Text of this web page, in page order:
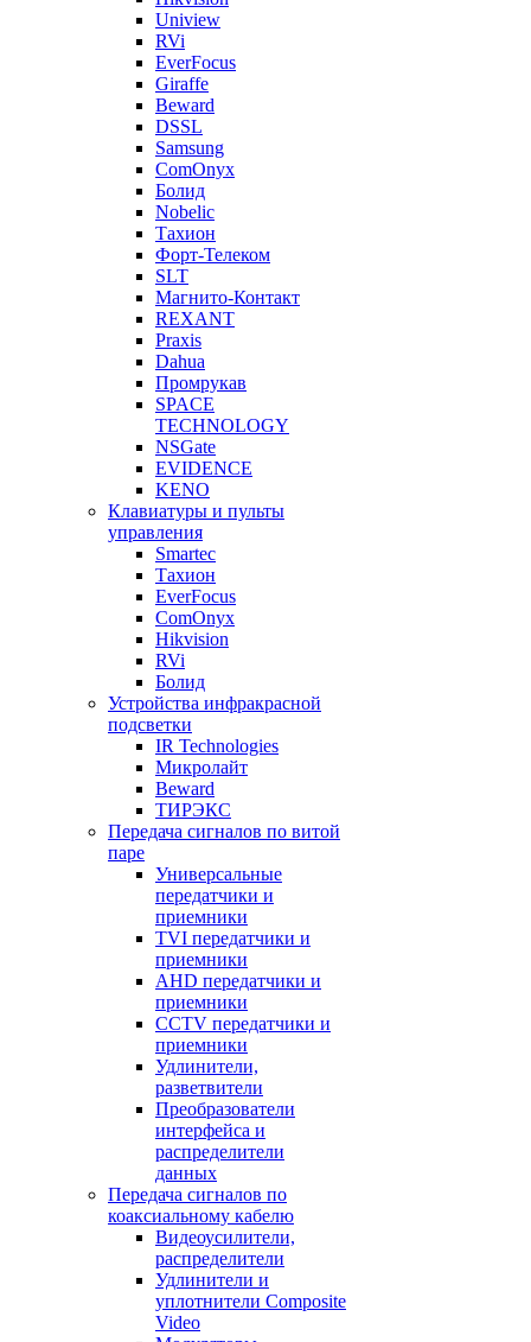
Uniview
RVi
EverFocus
Giraffe
Beward
DSSL
Samsung
ComOnyx
Болид
Nobelic
Тахион
Форт-Телеком
SLT
Магнито-Контакт
REXANT
Praxis
Dahua
Промрукав
SPACE
TECHNOLOGY
NSGate
EVIDENCE
KENO
Клавиатуры и пульты
управления
Smartec
Тахион
EverFocus
ComOnyx
Hikvision
RVi
Болид
Устройства инфракрасной
подсветки
IR Technologies
Микролайт
Beward
ТИРЭКС
Передача сигналов по витой
паре
Универсальные
передатчики и
приемники
TVI передатчики и
приемники
AHD передатчики и
приемники
CCTV передатчики и
приемники
Удлинители,
разветвители
Преобразователи
интерфейса и
распределители
данных
Передача сигналов по
коаксиальному кабелю
Видеоусилители,
распределители
Удлинители и
уплотнители Сomposite
Video